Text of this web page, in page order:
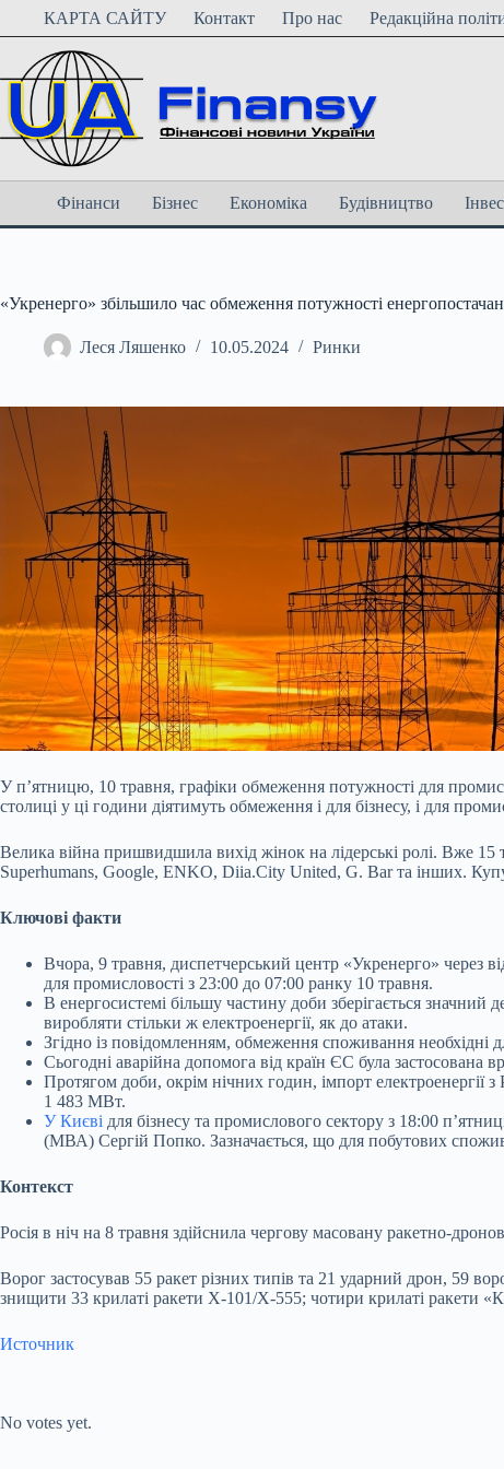
ПерейтиКАРТА САЙТУ Контакт Про нас Редакційна
Фінанси Бізнес Економіка Будівництво
«Укренерго» збільшило час обмеження потужності
Леся Ляшенко 10.05.2024 Ринки
У пʼятницю, 10 травня, графіки обмеження потужності для
столиці у ці години діятимуть обмеження і для бізнесу, і для
Велика війна пришвидшила вихід жінок на лідерські ролі. Вже 15
Superhumans, Google, ENKO, Diia.City United, G. Bar та інших.
Ключові факти
Вчора, 9 травня, диспетчерський центр «Укренерго» через
для промисловості з 23:00 до 07:00 ранку 10 травня.
В енергосистемі більшу частину доби зберігається
виробляти стільки ж електроенергії, як до атаки.
Згідно із повідомленням, обмеження споживання необхідні
Сьогодні аварійна допомога від країн ЄС була застосована
Протягом доби, окрім нічних годин, імпорт
1 483 МВт.
У Києві для бізнесу та промислового сектору з 18:00
(МВА) Сергій Попко. Зазначається, що для побутових
Контекст
Росія в ніч на 8 травня здійснила чергову масовану ракетно-
Ворог застосував 55 ракет різних типів та 21 ударний дрон,
знищити 33 крилаті ракети Х-101/Х-555; чотири крилаті ракети
Источник
No votes yet.